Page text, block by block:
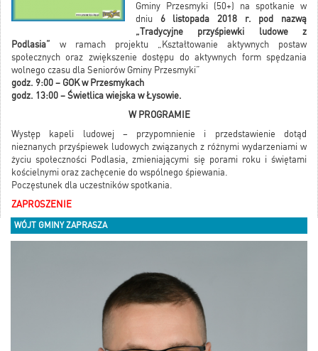
Gminy Przesmyki (50+) na spotkanie w
dniu 6 listopada 2018 r. pod nazwą
„Tradycyjne przyśpiewki ludowe z
Podlasia” w ramach projektu „Kształtowanie aktywnych postaw
społecznych oraz zwiększenie dostępu do aktywnych form spędzania
wolnego czasu dla Seniorów Gminy Przesmyki”
godz. 9:00 – GOK w Przesmykach
godz. 13:00 – Świetlica wiejska w Łysowie.
W PROGRAMIE
Występ kapeli ludowej – przypomnienie i przedstawienie dotąd
nieznanych przyśpiewek ludowych związanych z różnymi wydarzeniami w
życiu społeczności Podlasia, zmieniającymi się porami roku i świętami
kościelnymi oraz zachęcenie do wspólnego śpiewania.
Poczęstunek dla uczestników spotkania.
ZAPROSZENIE
WÓJT GMINY ZAPRASZA